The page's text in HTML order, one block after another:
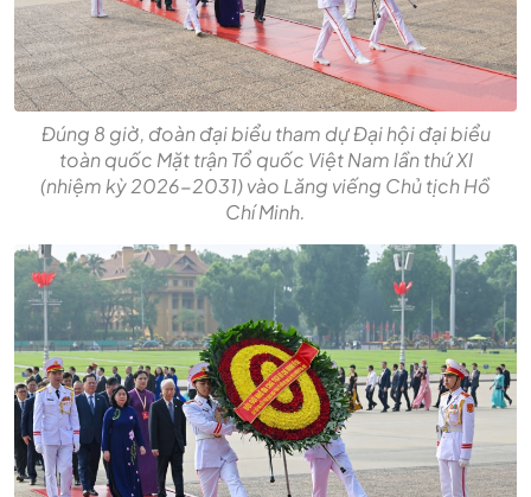
Đúng 8 giờ, đoàn đại biểu tham dự Đại hội đại biểu
toàn quốc Mặt trận Tổ quốc Việt Nam lần thứ XI
(nhiệm kỳ 2026-2031) vào Lăng viếng Chủ tịch Hồ
Chí Minh.